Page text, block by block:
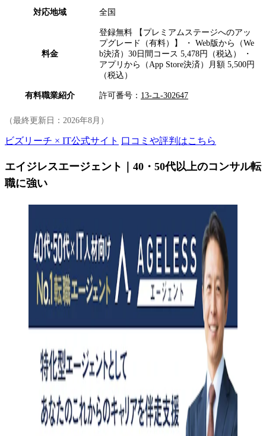
対応地域 全国
料金
登録無料 【プレミアムステージへのアッ
プグレード（有料）】 ・ Web版から（We
b決済）30日間コース 5,478円（税込） ・
アプリから（App Store決済）月額 5,500円
（税込）
有料職業紹介 許可番号： 13-ユ-302647
（最終更新日： 2026年8月 ）
ビズリーチ × IT公式サイト 口コミや評判はこちら
エイジレスエージェント｜40・50代以上のコンサル転
職に強い